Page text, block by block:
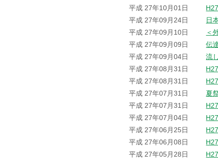
平成 27年10月01日
平成 27年09月24日
日
平成 27年09月10日
＜
平成 27年09月09日
伝
平成 27年09月04日
流
平成 27年08月31日
平成 27年08月31日
平成 27年07月31日
夏
平成 27年07月31日
平成 27年07月04日
平成 27年06月25日
平成 27年06月08日
平成 27年05月28日